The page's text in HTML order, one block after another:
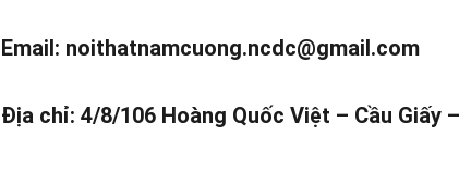
Email: noithatnamcuong.ncdc@gmail.com
Địa chỉ: 4/8/106 Hoàng Quốc Việt – Cầu Giấy